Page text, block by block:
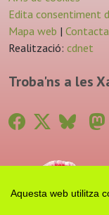
Aquesta web utilitza
Edita consentiment
Mapa web |
Realització: cdnet
Troba'ns a les